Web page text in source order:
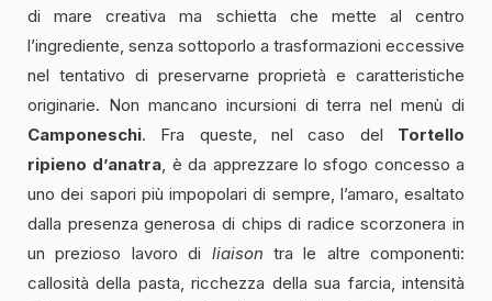
di mare creativa ma schietta che mette al centro
l’ingrediente, senza sottoporlo a trasformazioni eccessive
nel tentativo di preservarne proprietà e caratteristiche
originarie. Non mancano incursioni di terra nel menù di
Camponeschi. Fra queste, nel caso del Tortello
ripieno d’anatra, è da apprezzare lo sfogo concesso a
uno dei sapori più impopolari di sempre, l’amaro, esaltato
dalla presenza generosa di chips di radice scorzonera in
un prezioso lavoro di liaison tra le altre componenti:
callosità della pasta, ricchezza della sua farcia, intensità